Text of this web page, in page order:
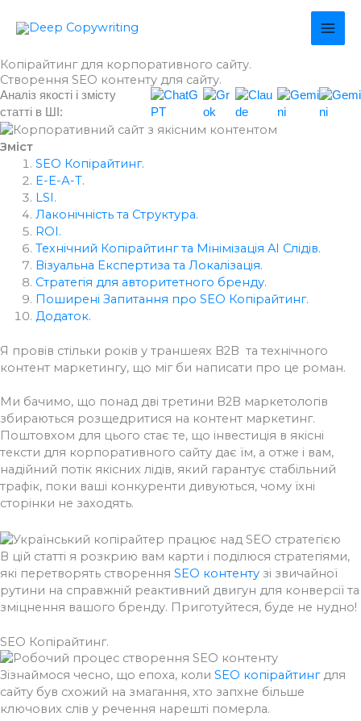
Копірайтинг для корпоративного сайту.
Створення SEO контенту для сайту.
Аналіз якості і змісту
статті в ШІ:
Зміст
SEO Копірайтинг.
Е-Е-А-Т.
LSI.
Лаконічність та Структура.
ROI.
Технічний Копірайтинг та Мінімізація AI Слідів.
Візуальна Експертиза та Локалізація.
Стратегія для авторитетного бренду.​
Поширені Запитання про SEO Копірайтинг.
Додаток.
Я провів стільки років у траншеях B2B та технічного
контент маркетингу, що міг би написати про це роман.
Ми бачимо, що понад дві третини B2B маркетологів
збираються розщедритися на контент маркетинг.
Поштовхом для цього стає те, що інвестиція в якісні
тексти для корпоративного сайту дає їм, а отже і вам,
надійний потік якісних лідів, який гарантує стабільний
трафік, поки ваші конкуренти дивуються, чому їхні
сторінки не заходять.
В цій статті я розкрию вам карти і поділюся стратегіями,
які перетворять створення SEO контенту зі звичайної
рутини на справжній реактивний двигун для конверсії та
зміцнення вашого бренду. Приготуйтеся, буде не нудно!
SEO Копірайтинг.
Зізнаймося чесно, що епоха, коли SEO копірайтингдля
сайту був схожий на змагання, хто запхне більше
ключових слів у речення нарешті померла.